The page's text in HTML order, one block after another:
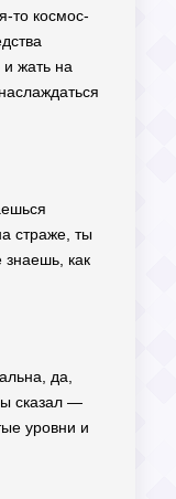
то космос-
жать на
страже, ты
знаешь, как
да,
сказал —
уровни и